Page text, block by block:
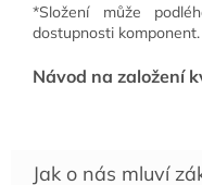
*Složení může
dostupnosti komponent.
Návod na založení